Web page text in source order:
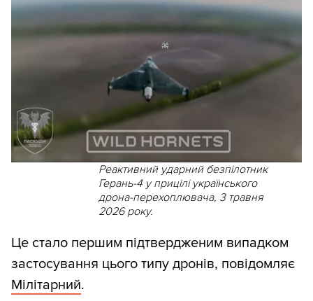
Реактивний ударний безпілотник
Герань-4 у прицілі українського
дрона-перехоплювача, 3 травня
2026 року.
Це стало першим підтвердженим випадком
застосування цього типу дронів, повідомляє
Мілітарний.